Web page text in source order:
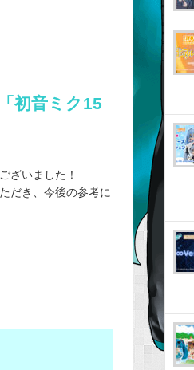
「初音ミク15
ざいました！
だき、今後の参考に